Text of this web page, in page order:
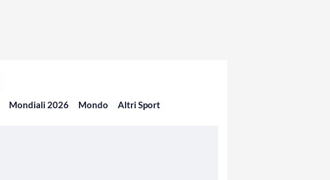
Mondiali 2026 Mondo Altri Sport